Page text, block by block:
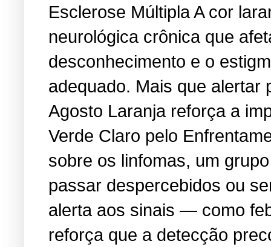
Esclerose Múltipla A cor
neurológica crônica que
desconhecimento e o
adequado. Mais que
Agosto Laranja reforça a
Verde Claro pelo
sobre os linfomas, um
passar despercebidos ou
alerta aos sinais — como
reforça que a detecção